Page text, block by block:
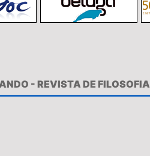
- REVISTA DE